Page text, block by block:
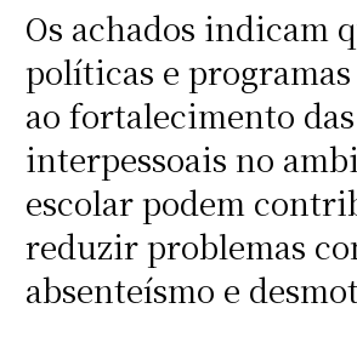
Os achados indicam
políticas e
ao fortalecimento
interpessoais no
escolar podem
reduzir problemas
absenteísmo e